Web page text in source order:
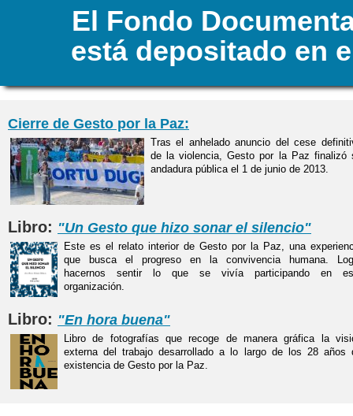
El Fondo
está depositado en
Cierre de Gesto por la Paz:
Tras el anhelado anuncio del cese
de la violencia, Gesto por la Paz finalizó
andadura pública el 1 de junio de 2013.
Libro: "Un Gesto que hizo sonar el silencio"
Este es el relato interior de Gesto por la Paz, una
que busca el progreso en la convivencia humana.
hacernos sentir lo que se vivía participando en
organización.
Libro: "En hora buena"
Libro de fotografías que recoge de manera gráfica la
externa del trabajo desarrollado a lo largo de los 28 años
existencia de Gesto por la Paz.